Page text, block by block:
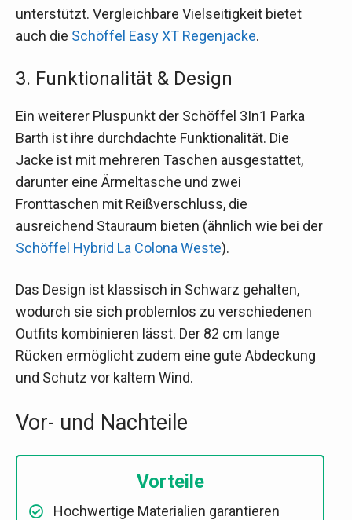
unterstützt. Vergleichbare Vielseitigkeit bietet
auch die Schöffel Easy XT Regenjacke.
3. Funktionalität & Design
Ein weiterer Pluspunkt der Schöffel 3In1 Parka
Barth ist ihre durchdachte Funktionalität. Die
Jacke ist mit mehreren Taschen ausgestattet,
darunter eine Ärmeltasche und zwei
Fronttaschen mit Reißverschluss, die
ausreichend Stauraum bieten (ähnlich wie bei der
Schöffel Hybrid La Colona Weste).
Das Design ist klassisch in Schwarz gehalten,
wodurch sie sich problemlos zu verschiedenen
Outfits kombinieren lässt. Der 82 cm lange
Rücken ermöglicht zudem eine gute Abdeckung
und Schutz vor kaltem Wind.
Vor- und Nachteile
Vorteile
Hochwertige Materialien garantieren